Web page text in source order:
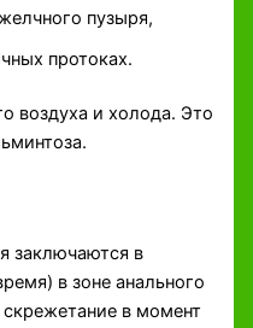
пузыря,
протоках.
воздуха и холода. Это
заключаются в
в зоне анального
в момент